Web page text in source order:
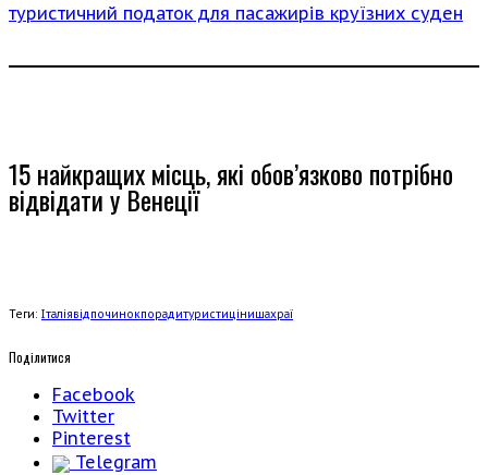
туристичний податок для пасажирів круїзних суден
15 найкращих місць, які обов’язково потрібно
відвідати у Венеції
Теги: Італіявідпочинокпорадитуристицінишахраї
Поділитися
Facebook
Twitter
Pinterest
Telegram